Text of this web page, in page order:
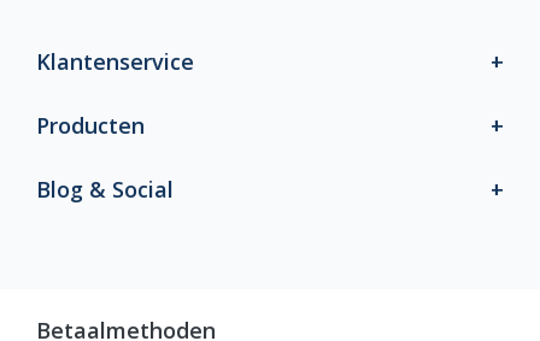
Klantenservice
Producten
Blog & Social
Betaalmethoden